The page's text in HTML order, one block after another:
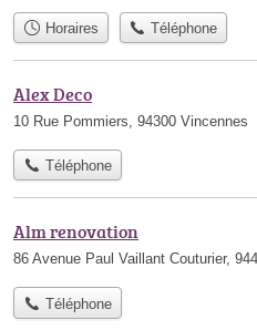
Horaires Téléphone
Alex Deco
10 Rue Pommiers, 94300 Vincennes
Téléphone
Alm renovation
86 Avenue Paul Vaillant Couturier,
Téléphone